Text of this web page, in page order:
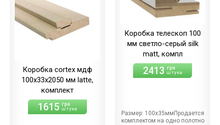
Коробка cortex мдф
100х33х2050 мм latte,
комплект
1615 грн
штука
Коробка телескоп 100
мм светло-серый silk
matt, компл
2413 грн
штука
Размер: 100х35ммПродается
комплектом на одно полотно